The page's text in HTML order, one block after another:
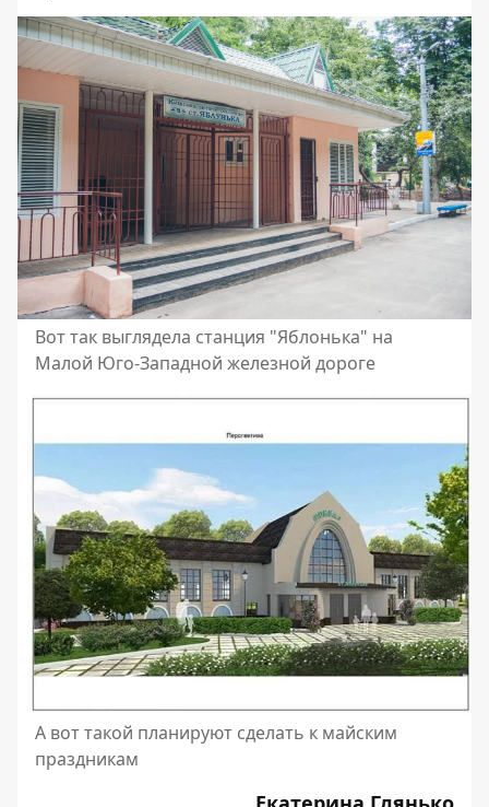
Вот так выглядела станция "Яблонька" на
Малой Юго-Западной железной дороге
А вот такой планируют сделать к майским
праздникам